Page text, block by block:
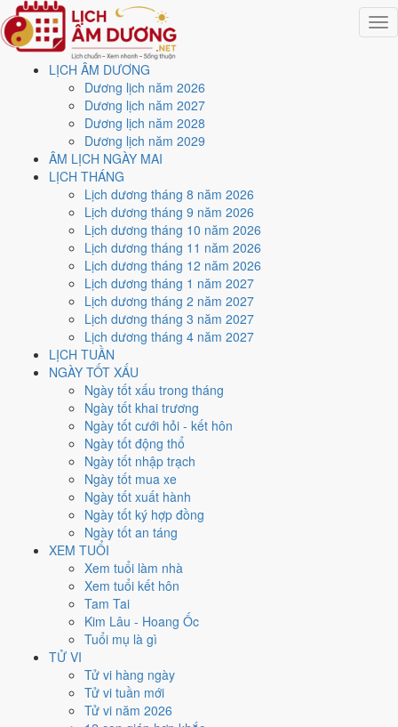
LỊCH ÂM DƯƠNG
Dương lịch năm 2026
Dương lịch năm 2027
Dương lịch năm 2028
Dương lịch năm 2029
ÂM LỊCH NGÀY MAI
LỊCH THÁNG
Lịch dương tháng 8 năm 2026
Lịch dương tháng 9 năm 2026
Lịch dương tháng 10 năm 2026
Lịch dương tháng 11 năm 2026
Lịch dương tháng 12 năm 2026
Lịch dương tháng 1 năm 2027
Lịch dương tháng 2 năm 2027
Lịch dương tháng 3 năm 2027
Lịch dương tháng 4 năm 2027
LỊCH TUẦN
NGÀY TỐT XẤU
Ngày tốt xấu trong tháng
Ngày tốt khai trương
Ngày tốt cưới hỏi - kết hôn
Ngày tốt động thổ
Ngày tốt nhập trạch
Ngày tốt mua xe
Ngày tốt xuất hành
Ngày tốt ký hợp đồng
Ngày tốt an táng
XEM TUỔI
Xem tuổi làm nhà
Xem tuổi kết hôn
Tam Tai
Kim Lâu - Hoang Ốc
Tuổi mụ là gì
TỬ VI
Tử vi hàng ngày
Tử vi tuần mới
Tử vi năm 2026
Trang chủ
Lịch năm 2027
Tháng 1/2027
Ngày 26/1/2027 (Ất Tỵ)
Xem ngày26/1/2027
lịch - Ngày 19/12 âm lịch (Ất
Tỵ) tốt hay xấu?
Ngày 26/1/2027 dương lịch (Thứ Ba) là ngày 19/12/2026 âm lịch
Ất Tỵ - Can sinh Chi, Trực Định, Sao Chủy, nạp âm Phúc
Đăng Hỏa. Tổng hòa, đây làNgày Cátvới điểm trung bình
các việc quan trọng. Giờ Hoàng Đạo trong ngày:
Mùi, Tuất, Hợi.
Ngày Dương
Tháng 1 năm 2027
Tháng 12 âm năm 2026
Tiết Đại Hàn
Bính Tý
Bính Ngọ
Ngày Ất Tỵ có Trực Định(ngày yên ổn, vững chắc) và gặp Sao
Đường hoàng đạo . Điểm trung bình 7 việc chính
, thuận lợi cho các việc quan trọng.